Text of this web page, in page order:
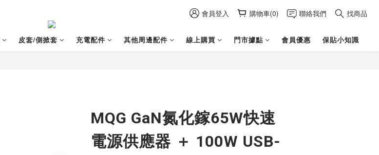
會員登入 購物車(0) 聯絡我們 找商品
皮套/側掀套 充電配件 其他周邊配件 線上購買 門市據點 會員優惠 保貼小知識
MQG GaN氮化鎵65W快速
電源供應器 ＋ 100W USB-